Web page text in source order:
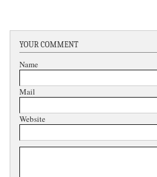
YOUR COMMENT
Name
Mail
Website